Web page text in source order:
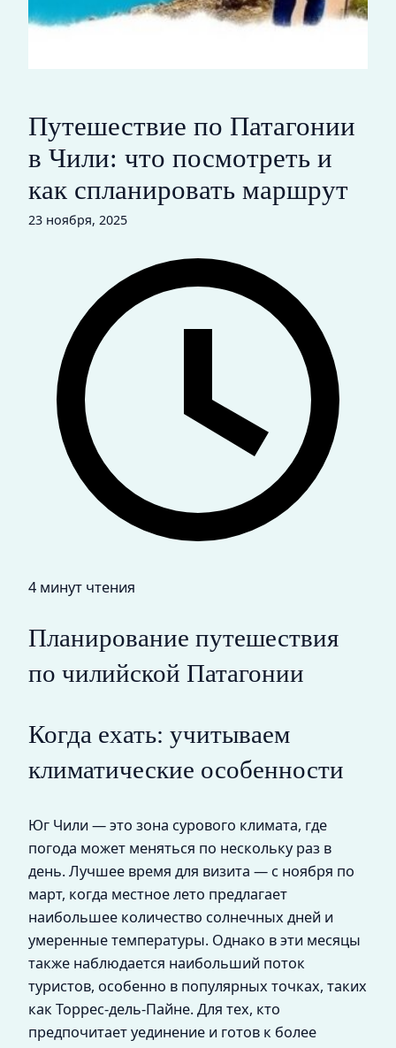
Путешествие по Патагонии
в Чили: что посмотреть и
как спланировать маршрут
23 ноября, 2025
4 минут чтения
Планирование путешествия
по чилийской Патагонии
Когда ехать: учитываем
климатические особенности
Юг Чили — это зона сурового климата, где
погода может меняться по нескольку раз в
день. Лучшее время для визита — с ноября по
март, когда местное лето предлагает
наибольшее количество солнечных дней и
умеренные температуры. Однако в эти месяцы
также наблюдается наибольший поток
туристов, особенно в популярных точках, таких
как Торрес-дель-Пайне. Для тех, кто
предпочитает уединение и готов к более